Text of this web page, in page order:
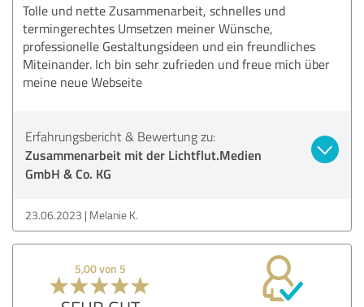
Tolle und nette Zusammenarbeit, schnelles und
termingerechtes Umsetzen meiner Wünsche,
professionelle Gestaltungsideen und ein freundliches
Miteinander. Ich bin sehr zufrieden und freue mich über
meine neue Webseite
Erfahrungsbericht & Bewertung zu:
Zusammenarbeit mit der Lichtflut.Medien
GmbH & Co. KG
23.06.2023 Melanie K.
5,00 von 5